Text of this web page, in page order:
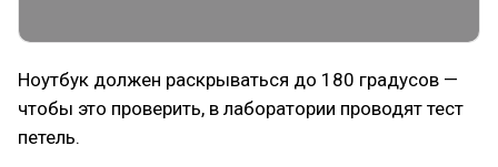
Ноутбук должен раскрываться до 180 градусов —
чтобы это проверить, в лаборатории проводят тест
петель.